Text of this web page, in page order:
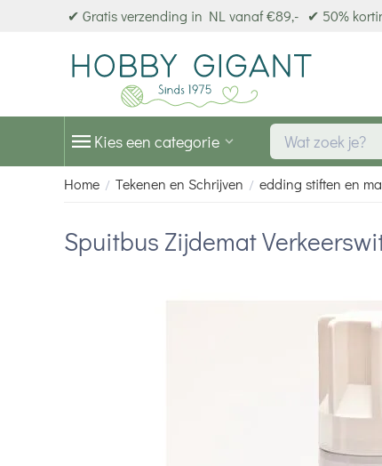
✔ Gratis verzending in NL vanaf €89,- ✔ 50%
Kies een categorie
Home / Tekenen en Schrijven / edding stiften en
Spuitbus Zijdemat